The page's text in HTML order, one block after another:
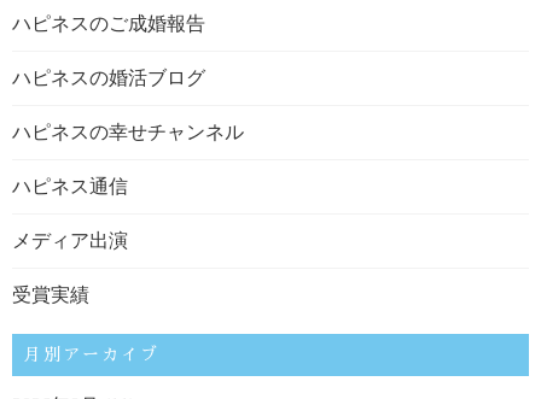
ハピネスのご成婚報告
ハピネスの婚活ブログ
ハピネスの幸せチャンネル
ハピネス通信
メディア出演
受賞実績
月別アーカイブ